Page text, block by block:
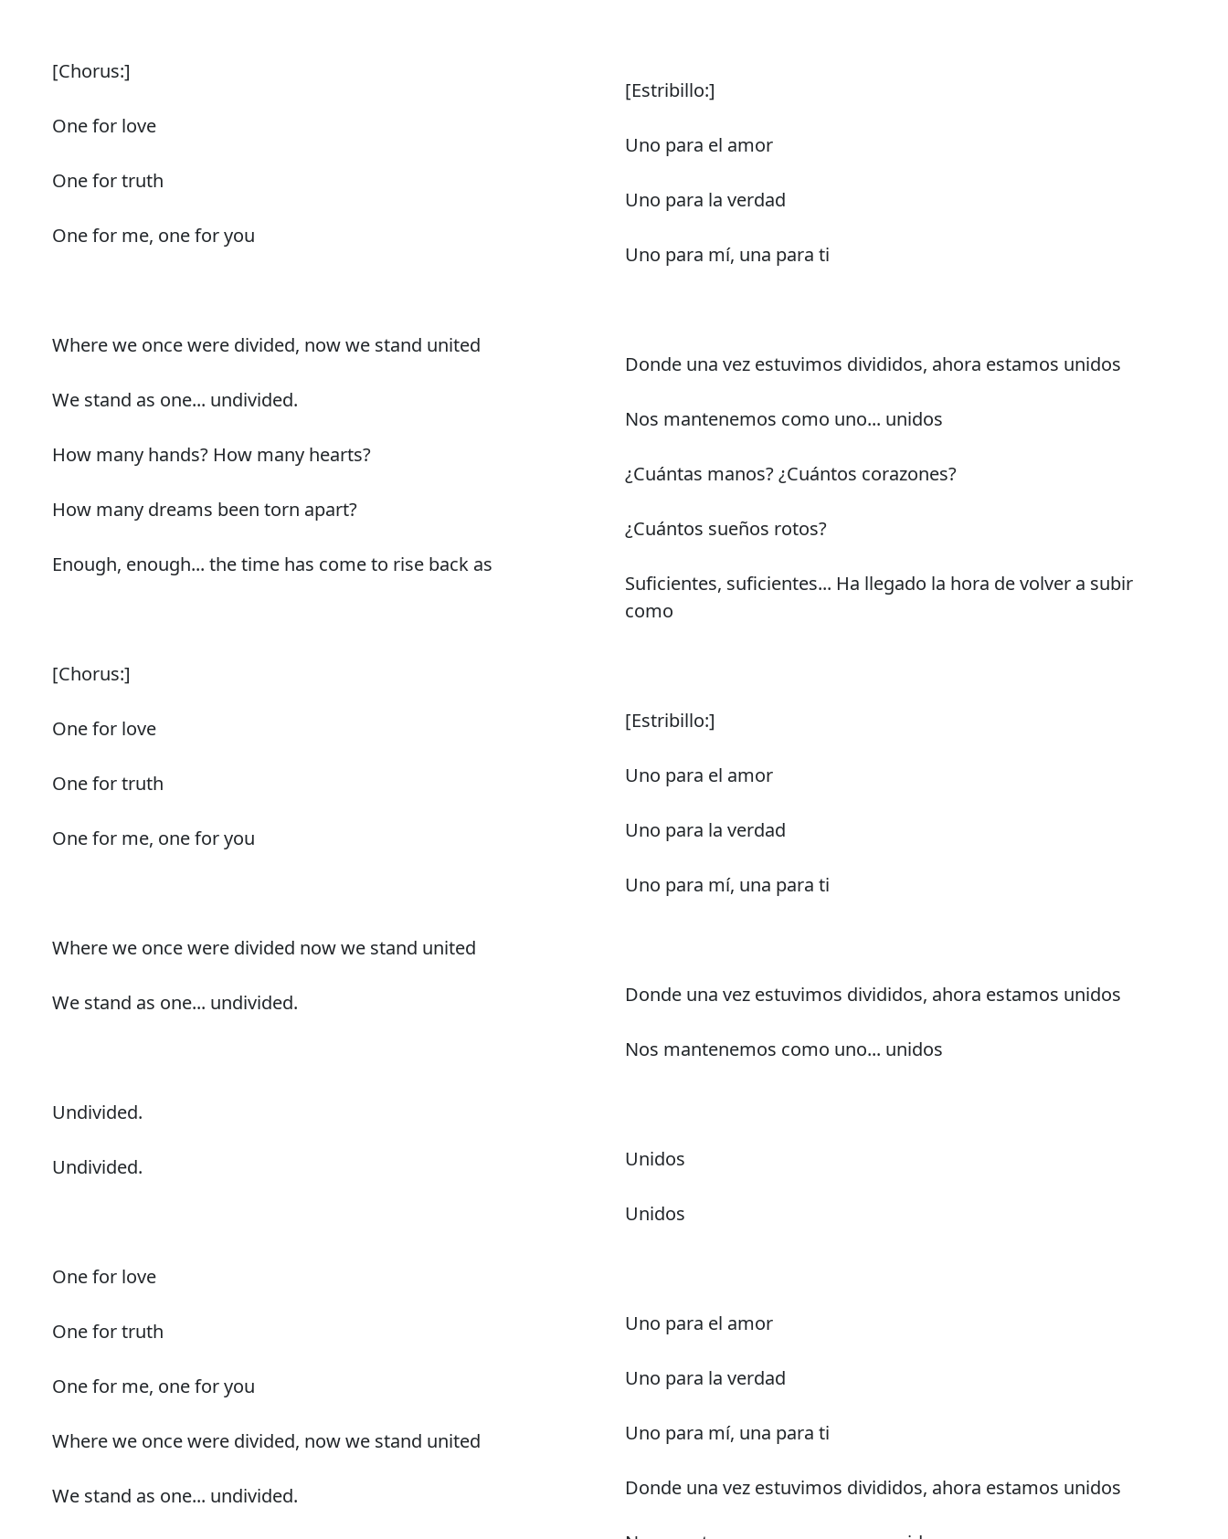
[Chorus:]
One for love
One for truth
One for me, one for you
Where we once were divided, now we stand united
We stand as one... undivided.
How many hands? How many hearts?
How many dreams been torn apart?
Enough, enough... the time has come to rise back as
[Chorus:]
One for love
One for truth
One for me, one for you
Where we once were divided now we stand united
We stand as one... undivided.
Undivided.
Undivided.
One for love
One for truth
One for me, one for you
Where we once were divided, now we stand united
We stand as one... undivided.
[Estribillo:]
Uno para el amor
Uno para la verdad
Uno para mí, una para ti
Donde una vez estuvimos divididos, ahora estamos unidos
Nos mantenemos como uno... unidos
¿Cuántas manos? ¿Cuántos corazones?
¿Cuántos sueños rotos?
Suficientes, suficientes... Ha llegado la hora de volver a subir
como
[Estribillo:]
Uno para el amor
Uno para la verdad
Uno para mí, una para ti
Donde una vez estuvimos divididos, ahora estamos unidos
Nos mantenemos como uno... unidos
Unidos
Unidos
Uno para el amor
Uno para la verdad
Uno para mí, una para ti
Donde una vez estuvimos divididos, ahora estamos unidos